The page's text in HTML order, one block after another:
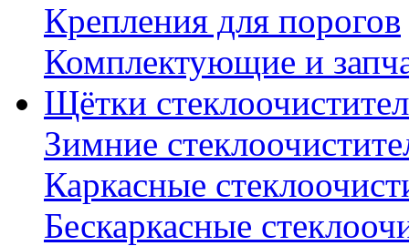
Крепления для порогов
Комплектующие и
Щётки
Зимние
Каркасные
Бескаркасные